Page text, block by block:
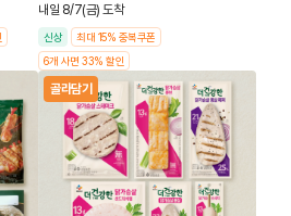
내일 8/7(금) 도착
신상
최대 15% 중복쿠폰
6개 사면 33% 할인
골라담기